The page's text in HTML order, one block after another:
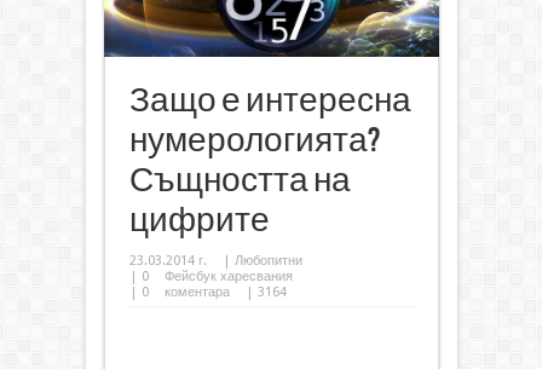
Защо е интересна
нумерологията?
Същността на
цифрите
23.03.2014 г. | Любопитни
| 0
Фейсбук харесвания
| 0 коментара | 3164